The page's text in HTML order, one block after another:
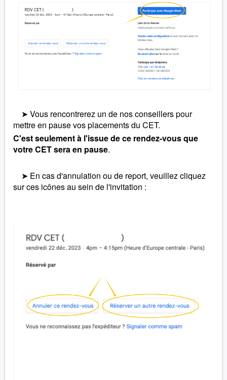
➤ Vous rencontrerez un de nos conseillers pour
mettre en pause vos placements du CET.
C'est seulement à l'issue de ce rendez-vous que
votre CET sera en pause.
➤ En cas d'annulation ou de report, veuillez cliquez
sur ces icônes au sein de l'invitation :